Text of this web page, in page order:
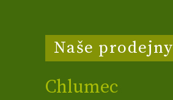
Naše prodejny
Chlumec